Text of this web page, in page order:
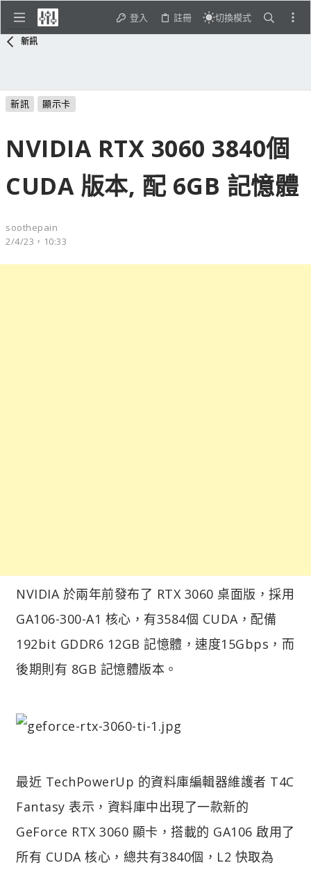
登入 註冊 切換模式
新訊
新訊 顯示卡
NVIDIA RTX 3060 3840個
CUDA 版本, 配 6GB 記憶體
soothepain
2/4/23，10:33
NVIDIA 於兩年前發布了 RTX 3060 桌面版，採用
GA106-300-A1 核心，有3584個 CUDA，配備
192bit GDDR6 12GB 記憶體，速度15Gbps，而
後期則有 8GB 記憶體版本。
最近 TechPowerUp 的資料庫編輯器維護者 T4C
Fantasy 表示，資料庫中出現了一款新的
GeForce RTX 3060 顯卡，搭載的 GA106 啟用了
所有 CUDA 核心，總共有3840個，L2 快取為